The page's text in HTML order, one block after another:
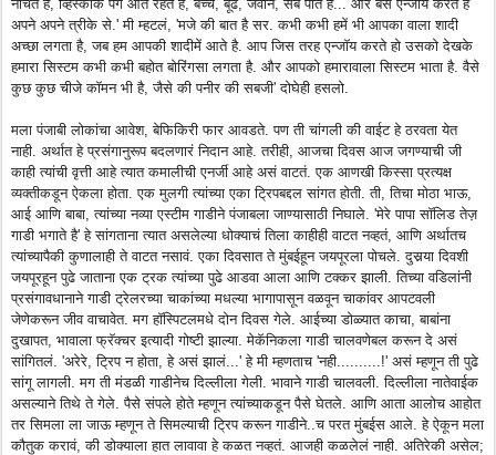
नाचते है, व्हिस्कीके पेग आते रहते है, बच्चे, बूढे, जवान, सब पीते है... और बस एन्जॉय करते है
अपने अपने त्रीके से.' मी म्हटलं, 'मजे की बात है सर. कभी कभी हमें भी आपका वाला शादी
अच्छा लगता है, जब हम आपकी शादीमें आते है. आप जिस तरह एन्जॉय करते हो उसको देखके
हमारा सिस्टम कभी कभी बहोत बोरिंगसा लगता है. और आपको हमारावाला सिस्टम भाता है. वैसे
कुछ कुछ चीजे कॉमन भी है, जैसे की पनीर की सबजी' दोघेही हसलो.
मला पंजाबी लोकांचा आवेश, बेफिकिरी फार आवडते. पण ती चांगली की वाईट हे ठरवता येत
नाही. अर्थात हे प्रसंगानुरूप बदलणारं निदान आहे. तरीही, आजचा दिवस आज जगण्याची जी
काही त्यांची वृत्ती आहे त्यात कमालीची एनर्जी आहे असं वाटतं. एक आणखी किस्सा प्रत्यक्ष
व्यक्तीकडून ऐकला होता. एक मुलगी त्यांच्या एका ट्रिपबद्दल सांगत होती. ती, तिचा मोठा भाऊ,
आई आणि बाबा, त्यांच्या नव्या एस्टीम गाडीने पंजाबला जाण्यासाठी निघाले. 'मेरे पापा सॉलिड तेज़
गाडी भगाते है' हे सांगताना त्यात असलेल्या धोक्याचं तिला काहीही वाटत नव्हतं, आणि अर्थातच
त्यांच्यापैकी कुणालाही ते वाटत नसावं. एका दिवसात ते मुंबईहून जयपूरला पोचले. दुसर्‍या दिवशी
जयपूरहून पुढे जाताना एक ट्रक त्यांच्या पुढे आडवा आला आणि टक्कर झाली. तिच्या वडिलांनी
प्रसंगावधानाने गाडी ट्रेलरच्या चाकांच्या मधल्या भागापासून वळवून चाकांवर आपटवली
जेणेकरून जीव वाचावेत. मग हॉस्पिटलमधे दोन दिवस गेले. आईच्या डोळ्यात काचा, बाबांना
दुखापत, भावाला फ्रॅक्चर इत्यादी गोष्टी झाल्या. मेकॅनिकला गाडी चालवणेबल करून दे असं
सांगितलं. 'अरेरे, ट्रिप न होता, हे असं झालं...' हे मी म्हणताच 'नही..........!' असं म्हणून ती पुढे
सांगू लागली. मग ती मंडळी गाडीनेच दिल्लीला गेली. भावाने गाडी चालवली. दिल्लीला नातेवाईक
असल्याने तिथे ते गेले. पैसे संपले होते म्हणून त्यांच्याकडून पैसे घेतले. आणि आता आलोच आहोत
तर सिमला ला जाऊ म्हणून ते सिमल्याची ट्रिप करून गाडीने..च परत मुंबईस आले. हे ऐकून मला
कौतुक करावं, की डोक्याला हात लावावा हे कळत नव्हतं. आजही कळलेलं नाही. अतिरेकी असेल;